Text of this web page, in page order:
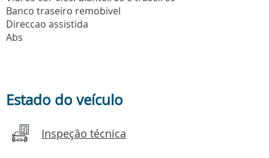
Banco traseiro remobivel
Direccao assistida
Abs
Estado do veículo
Inspeção técnica